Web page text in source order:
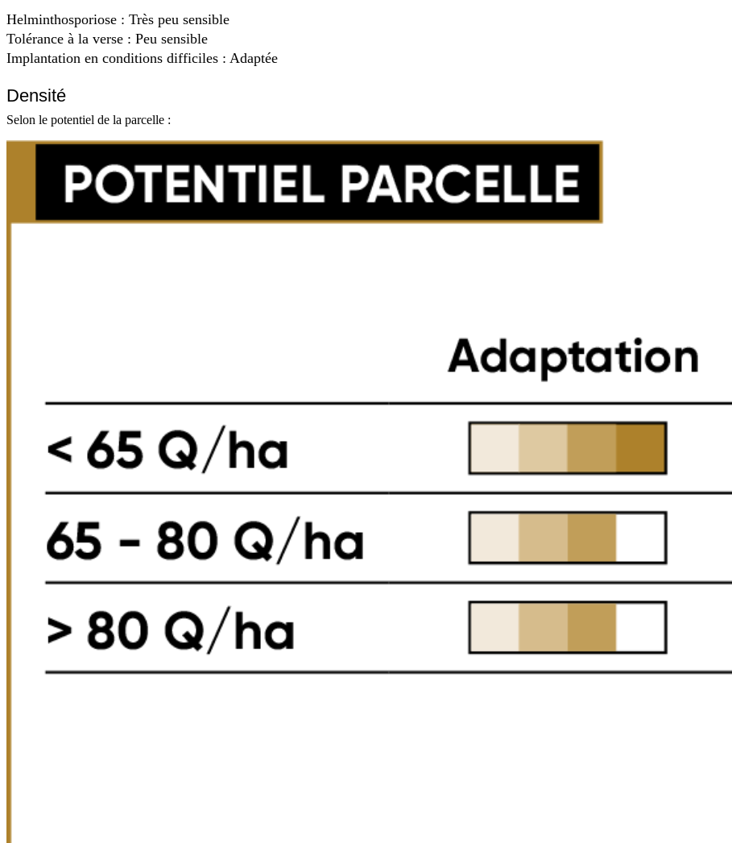
Helminthosporiose : Très peu sensible
Tolérance à la verse : Peu sensible
Implantation en conditions difficiles : Adaptée
Densité
Selon le potentiel de la parcelle :